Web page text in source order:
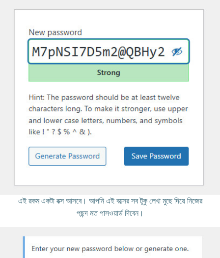
এই রকম একটা বক্স আসবে। আপনি এই বক্সের সব টুকু লেখা মুছে দিয়ে নিজের
পছন্দ মত পাসওয়ার্ড দিবেন।